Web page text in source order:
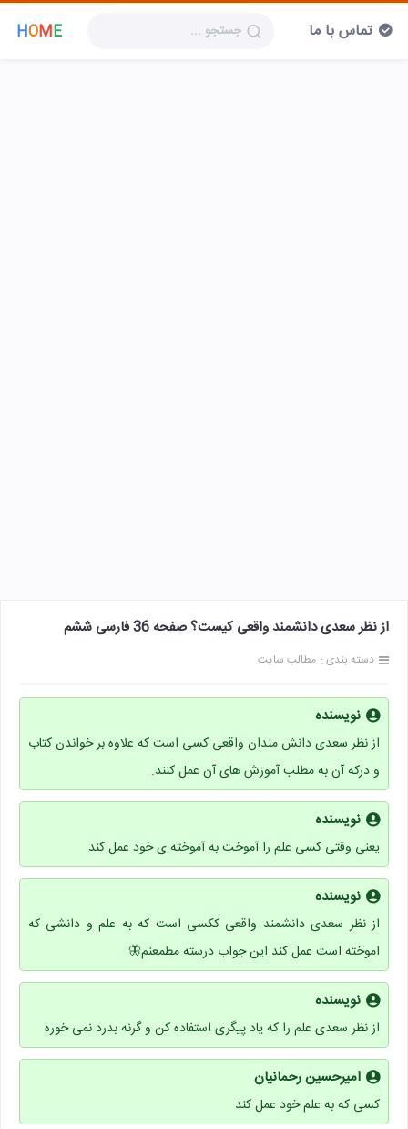
HOME تماس با ما
از نظر سعدی دانشمند واقعی کیست؟ صفحه 36 فارسی ششم
دسته بندی : مطالب سایت
نویسنده
از نظر سعدی دانش مندان واقعی کسی است که علاوه بر خواندن کتاب
و درکه آن به مطلب آموزش های آن عمل کنند.
نویسنده
یعنی وقتی کسی علم را آموخت به آموخته ی خود عمل کند
نویسنده
از نظر سعدی دانشمند واقعی ککسی است که به علم و دانشی که
اموخته است عمل کند این جواب درسته مطمعنم🦋
نویسنده
از نظر سعدی علم را که یاد پیگری استفاده کن و گرنه بدرد نمی خوره
امیرحسین رحمانیان
کسی که به علم خود عمل کند